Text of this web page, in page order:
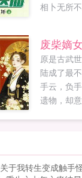
相卜无所
上人生巅
废柴嫡
原是古武
陆成了最
手云，负
遗物，却
的她同样
关于我转生变成触手